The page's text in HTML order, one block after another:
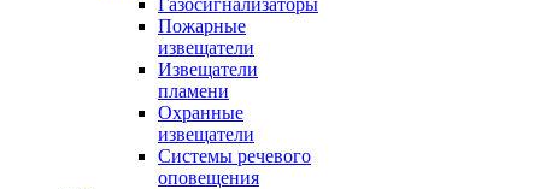
Газосигнализаторы
Пожарные
извещатели
Извещатели
пламени
Охранные
извещатели
Системы речевого
оповещения